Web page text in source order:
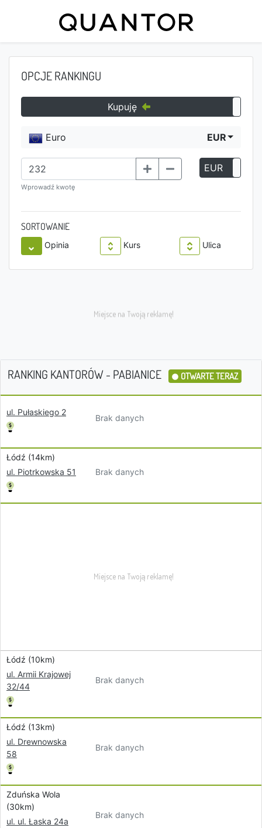
OPCJE RANKINGU
Kupuję
Euro EUR
Wprowadź kwotę
EUR
SORTOWANIE
Opinia Kurs Ulica
RANKING KANTORÓW - PABIANICE OTWARTE TERAZ
ul. Pułaskiego 2
Brak danych
Łódź (14km)
ul. Piotrkowska 51
Brak danych
Łódź (10km)
ul. Armii Krajowej
32/44
Brak danych
Łódź (13km)
ul. Drewnowska
58
Brak danych
Zduńska Wola
(30km)
ul. ul. Łaska 24a
Brak danych